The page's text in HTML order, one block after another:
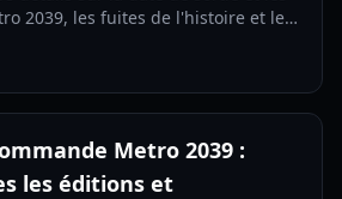
2039, les fuites de l'histoire et les
tunnels post-apocalyptiques de
Metro 2039 :
les éditions et